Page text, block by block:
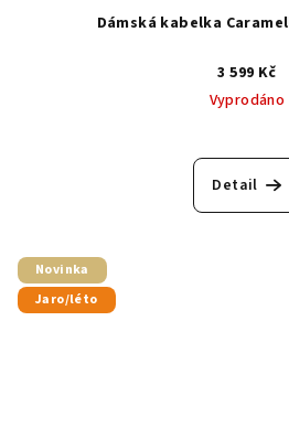
Dámská kabelka
3 599 Kč
Vyprodáno
Detail
Novinka
Jaro/léto